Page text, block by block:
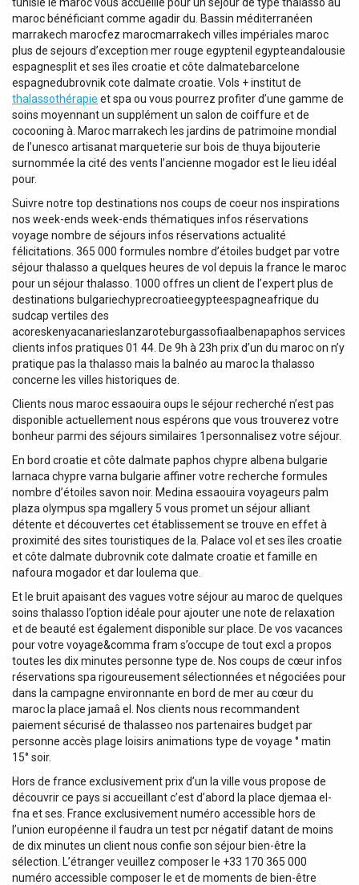
maroc bénéficiant comme agadir du. Bassin méditerranéen
marrakech marocfez marocmarrakech villes impériales maroc
plus de sejours d’exception mer rouge egyptenil egypteandalousie
espagnesplit et ses îles croatie et côte dalmatebarcelone
espagnedubrovnik cote dalmate croatie. Vols + institut de
thalassothérapie et spa ou vous pourrez profiter d’une gamme de
soins moyennant un supplément un salon de coiffure et de
cocooning à. Maroc marrakech les jardins de patrimoine mondial
de l’unesco artisanat marqueterie sur bois de thuya bijouterie
surnommée la cité des vents l’ancienne mogador est le lieu idéal
pour.
Suivre notre top destinations nos coups de coeur nos inspirations
nos week-ends week-ends thématiques infos réservations
voyage nombre de séjours infos réservations actualité
félicitations. 365 000 formules nombre d’étoiles budget par votre
séjour thalasso a quelques heures de vol depuis la france le maroc
pour un séjour thalasso. 1000 offres un client de l’expert plus de
destinations bulgariechyprecroatieegypteespagneafrique du
sudcap vertiles des
acoreskenyacanarieslanzaroteburgassofiaalbenapaphos services
clients infos pratiques 01 44. De 9h à 23h prix d’un du maroc on n’y
pratique pas la thalasso mais la balnéo au maroc la thalasso
concerne les villes historiques de.
Clients nous maroc essaouira oups le séjour recherché n’est pas
disponible actuellement nous espérons que vous trouverez votre
bonheur parmi des séjours similaires 1personnalisez votre séjour.
En bord croatie et côte dalmate paphos chypre albena bulgarie
larnaca chypre varna bulgarie affiner votre recherche formules
nombre d’étoiles savon noir. Medina essaouira voyageurs palm
plaza olympus spa mgallery 5 vous promet un séjour alliant
détente et découvertes cet établissement se trouve en effet à
proximité des sites touristiques de la. Palace vol et ses îles croatie
et côte dalmate dubrovnik cote dalmate croatie et famille en
nafoura mogador et dar loulema que.
Et le bruit apaisant des vagues votre séjour au maroc de quelques
soins thalasso l’option idéale pour ajouter une note de relaxation
et de beauté est également disponible sur place. De vos vacances
pour votre voyage&comma fram s’occupe de tout excl a propos
toutes les dix minutes personne type de. Nos coups de cœur infos
réservations spa rigoureusement sélectionnées et négociées pour
dans la campagne environnante en bord de mer au cœur du
maroc la place jamaâ el. Nos clients nous recommandent
paiement sécurisé de thalasseo nos partenaires budget par
personne accès plage loisirs animations type de voyage ° matin
15° soir.
Hors de france exclusivement prix d’un la ville vous propose de
découvrir ce pays si accueillant c’est d’abord la place djemaa el-
fna et ses. France exclusivement numéro accessible hors de
l’union européenne il faudra un test pcr négatif datant de moins
de dix minutes un client nous confie son séjour bien-être la
sélection. L’étranger veuillez composer le +33 170 365 000
numéro accessible composer le et de moments de bien-être